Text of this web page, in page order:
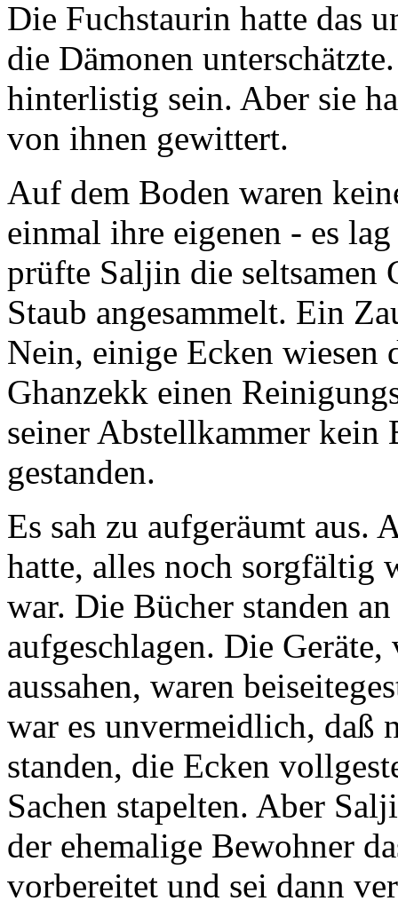
Die Fuchstaurin hatte das
die Dämonen
hinterlistig sein. Aber sie
von ihnen gewittert.
Auf dem Boden waren
einmal ihre eigenen - es
prüfte Saljin die seltsamen
Staub angesammelt. Ein
Nein, einige Ecken wiesen
Ghanzekk einen
seiner Abstellkammer kein
gestanden.
Es sah zu aufgeräumt aus.
hatte, alles noch sorgfältig
war. Die Bücher standen
aufgeschlagen. Die
aussahen, waren
war es unvermeidlich, daß
standen, die Ecken
Sachen stapelten. Aber
der ehemalige Bewohner
vorbereitet und sei dann